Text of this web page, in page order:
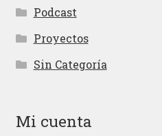
Podcast
Proyectos
Sin Categoría
Mi cuenta